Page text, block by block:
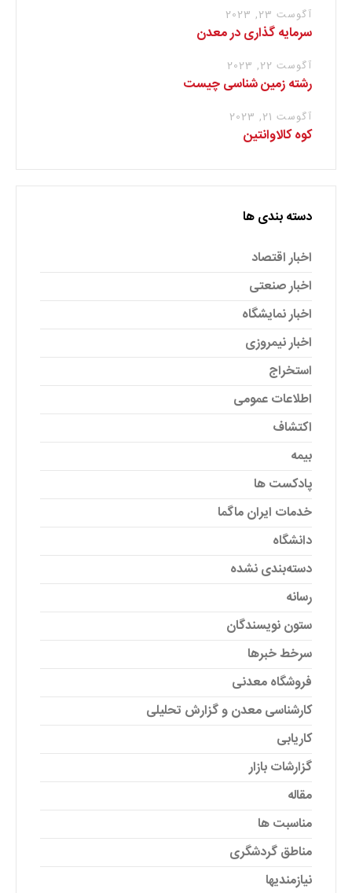
آگوست 23, 2023
سرمایه گذاری در معدن
آگوست 22, 2023
رشته زمین شناسی چیست
آگوست 21, 2023
کوه کالاوانتین
دسته بندی ها
اخبار اقتصاد
اخبار صنعتی
اخبار نمایشگاه
اخبار نیمروزی
استخراج
اطلاعات عمومی
اکتشاف
بیمه
پادکست ها
خدمات ایران ماگما
دانشگاه
دسته‌بندی نشده
رسانه
ستون نویسندگان
سرخط خبرها
فروشگاه معدنی
کارشناسی معدن و گزارش تحلیلی
کاریابی
گزارشات بازار
مقاله
مناسبت ها
مناطق گردشگری
نیازمندیها